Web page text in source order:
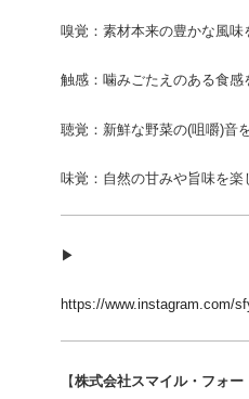
嗅覚：素材本来の豊かな風味
触感：噛みごたえのある食感
聴覚：新鮮な野菜の(咀嚼)音
味覚：自然の甘みや旨味を楽
▶︎
https://www.instagram.com/
【株式会社スマイル・フォー